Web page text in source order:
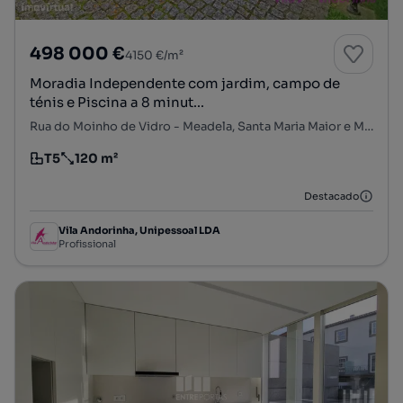
498 000 €4150 €/m²
Moradia Independente com jardim, campo de
ténis e Piscina a 8 minut...
Rua do Moinho de Vidro - Meadela, Santa Maria Maior e Monserrate e Meadela, Viana do Castelo, Viana do Castelo
Tipologia
T5
Preço por metro quadrado
120 m²
Destacado
Vila Andorinha, Unipessoal LDA
Profissional